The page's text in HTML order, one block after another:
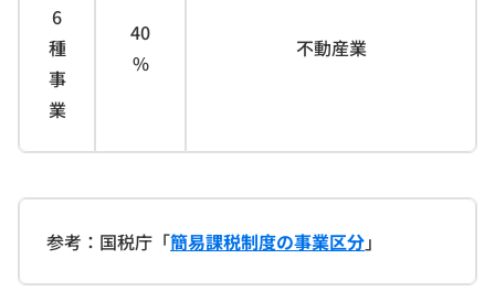
6
種
事
業
40
%
不動産業
参考：国税庁「簡易課税制度の事業区分」